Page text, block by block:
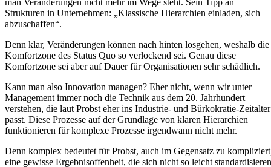
Strukturen in Unternehmen: „Klassische Hierarchien einladen, sich
abzuschaffen“.
Denn klar, Veränderungen können nach hinten losgehen, weshalb die
Komfortzone des Status Quo so verlockend sei. Genau diese
Komfortzone sei aber auf Dauer für Organisationen sehr schädlich.
Kann man also Innovation managen? Eher nicht, wenn wir unter
Management immer noch die Technik aus dem 20. Jahrhundert
verstehen, die laut Probst eher ins Industrie- und Bürkokratie-Zeitalter
passt. Diese Prozesse auf der Grundlage von klaren Hierarchien
funktionieren für komplexe Prozesse irgendwann nicht mehr.
Denn komplex bedeutet für Probst, auch im Gegensatz zu
eine gewisse Ergebnisoffenheit, die sich nicht so leicht standardisieren